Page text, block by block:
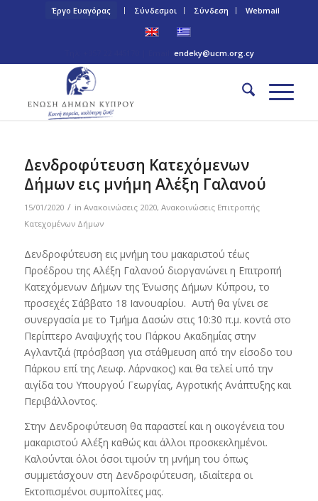
Έργο Ευαγόρας Σύνδεσμοι Σύνδεση Webmail
endeky@ucm.org.cy
Δενδροφύτευση Κατεχόμενων
Δήμων εις μνήμη Αλέξη Γαλανού
15/01/2020 / in Ανακοινώσεις 2020, Ανακοινώσεις Επιτροπής
Κατεχομένων Δήμων
Δενδροφύτευση εις μνήμη του μακαριστού τέως
Προέδρου της Αλέξη Γαλανού διοργανώνει η Επιτροπή
Κατεχόμενων Δήμων της Ένωσης Δήμων Κύπρου, το
προσεχές Σάββατο 18 Ιανουαρίου. Αυτή θα γίνει σε
συνεργασία με το Τμήμα Δασών στις 10:30 π.μ. κοντά στο
Περίπτερο Αναψυχής του Πάρκου Ακαδημίας στην
Αγλαντζιά (πρόσβαση για στάθμευση από την είσοδο του
Πάρκου επί της Λεωφ. Λάρνακος) και θα τελεί υπό την
αιγίδα του Υπουργού Γεωργίας, Αγροτικής Ανάπτυξης και
Περιβάλλοντος.
Στην Δενδροφύτευση θα παραστεί και η οικογένεια του
μακαριστού Αλέξη καθώς και άλλοι προσκεκλημένοι.
Καλούνται όλοι όσοι τιμούν τη μνήμη του όπως
συμμετάσχουν στη Δενδροφύτευση, ιδιαίτερα οι
Εκτοπισμένοι συμπολίτες μας.